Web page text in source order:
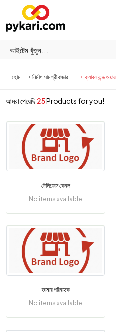
হোম নির্মাণ সামগ্রী বাজার ক্যাবল এন্ড অয়ার
আমরা পেয়েছি25Products for you!
টেলিফোন কেবল
No items available
তামার পরিবাহক
No items available